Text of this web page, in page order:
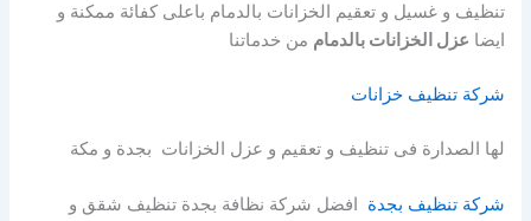
تنظيف و غسيل و تعقيم الخزانات بالدمام باعلى كفائة ممكنة و
ايضا عزل الخزانات بالدمام من خدماتنا
شركة تنظيف خزانات
لها الصدارة فى تنظيف و تعقيم و عزل الخزانات بجدة و مكة
شركة تنظيف بجدة
افضل شركة نظافة بجدة تنظيف شقق و